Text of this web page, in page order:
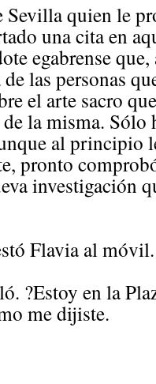
quien le
una cita en
egabrense
las personas
el arte sacro
la misma. Sólo
al principio
pronto
investigación
Flavia al móvil.
?Estoy en la
me dijiste.